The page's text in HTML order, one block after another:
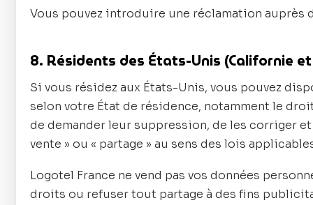
Vous pouvez introduire une réclamation auprès
8. Résidents des États-Unis (Californie
Si vous résidez aux États-Unis, vous pouvez
selon votre État de résidence, notamment le
de demander leur suppression, de les corriger
vente » ou « partage » au sens des lois
Logotel France ne vend pas vos données
droits ou refuser tout partage à des fins